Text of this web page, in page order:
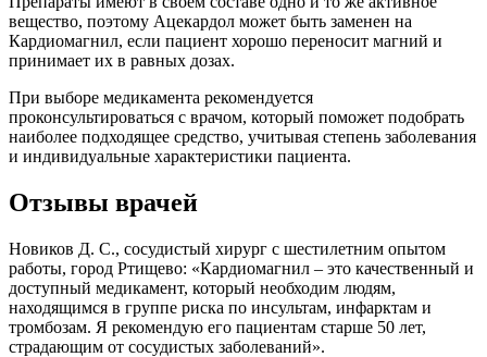
вещество, поэтому Ацекардол может быть заменен на
Кардиомагнил, если пациент хорошо переносит магний и
принимает их в равных дозах.
При выборе медикамента рекомендуется
проконсультироваться с врачом, который поможет подобрать
наиболее подходящее средство, учитывая степень заболевания
и индивидуальные характеристики пациента.
Отзывы врачей
Новиков Д. С., сосудистый хирург с шестилетним опытом
работы, город Ртищево: «Кардиомагнил – это качественный и
доступный медикамент, который необходим людям,
находящимся в группе риска по инсультам, инфарктам и
тромбозам. Я рекомендую его пациентам старше 50 лет,
страдающим от сосудистых заболеваний».